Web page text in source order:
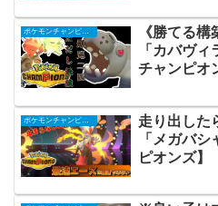
ポケモンチャンピオンズ
《勝てる
「カバヴ
チャンピオ
走り出した
「メガバ
ピオンズ】